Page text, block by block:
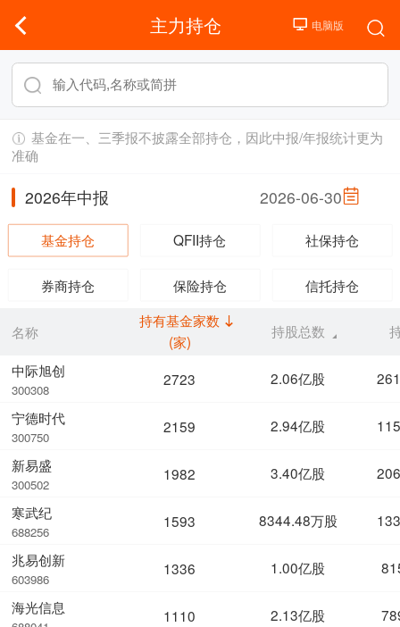
主力持仓
基金在一、三季报不披露全部持仓，因此中报/年报统计更为
准确
2026年中报 2026-06-30
基金持仓 QFII持仓 社保持仓
券商持仓 保险持仓 信托持仓
名称
中际旭创
300308
宁德时代
300750
新易盛
300502
寒武纪
688256
兆易创新
603986
海光信息
持有基金家数
(家)
持股总数
2723 2.06亿股
2159 2.94亿股
1982 3.40亿股
1593 8344.48万股
1336 1.00亿股
1110 2.13亿股